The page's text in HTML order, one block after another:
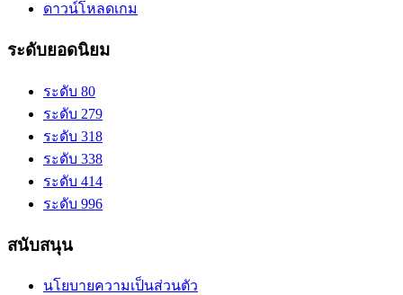
ดาวน์โหลดเกม
ระดับยอดนิยม
ระดับ 80
ระดับ 279
ระดับ 318
ระดับ 338
ระดับ 414
ระดับ 996
สนับสนุน
นโยบายความเป็นส่วนตัว